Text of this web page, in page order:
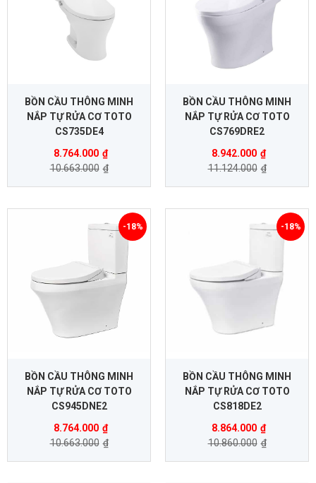
BỒN CẦU THÔNG MINH
NẮP TỰ RỬA CƠ TOTO
CS735DE4
8.764.000 ₫
10.663.000 ₫
BỒN CẦU THÔNG MINH
NẮP TỰ RỬA CƠ TOTO
CS769DRE2
8.942.000 ₫
11.124.000 ₫
BỒN CẦU THÔNG MINH
NẮP TỰ RỬA CƠ TOTO
CS945DNE2
8.764.000 ₫
10.663.000 ₫
-18%
BỒN CẦU THÔNG MINH
NẮP TỰ RỬA CƠ TOTO
CS818DE2
8.864.000 ₫
10.860.000 ₫
-18%